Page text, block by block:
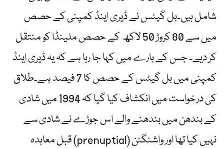
شامل ہیں۔بل گیٹس نے ڈیری اینڈ کمپنی کے حصص
میں سے 80 کروڑ 50 لاکھ کے حصص ملینڈا کو منتقل
کر دیے۔ جس کے بارے میں کہا جا رہا ہے کہ یہ ڈیری اینڈ
کمپنی میں بل گیٹس کے حصص کا 7 فیصد ہے۔طلاق
کی درخواست میں انکشاف کیا گیا کہ 1994 میں شادی
کے بندھن میں بندھنے والے اس جوڑے نے شادی سے
قبل معاہدہ (prenuptial) نہیں کیا تھا اور واشنگٹن